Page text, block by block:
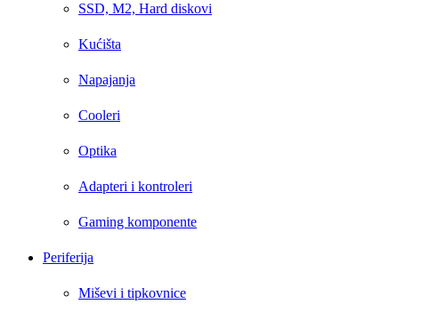
SSD, M2, Hard diskovi
Kućišta
Napajanja
Cooleri
Optika
Adapteri i kontroleri
Gaming komponente
Periferija
Miševi i tipkovnice